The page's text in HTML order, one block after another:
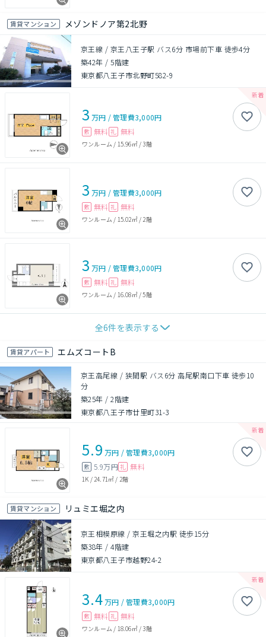
賃貸マンション メゾンドノア第2北野
京王線 / 京王八王子駅 バス6分 市場前下車 徒歩4分
築42年 /5階建
東京都八王子市北野町582-9
3 万円 /管理費3,000円
敷 無料 礼 無料
ワンルーム / 15.96㎡/3階
3 万円 /管理費3,000円
敷 無料 礼 無料
ワンルーム / 15.02㎡/ 2階
3 万円 /管理費3,000円
敷 無料 礼 無料
ワンルーム / 16.08㎡/5階
全6件を表示する
賃貸アパート エムズコートB
京王高尾線 / 狭間駅 バス6分 高尾駅南口下車 徒歩10
分
築25年 /2階建
東京都八王子市廿里町31-3
5.9 万円 /管理費3,000円
敷 5.9万円 礼 無料
1K / 24.71㎡ / 2階
賃貸マンション リュミエ堀之内
京王相模原線 / 京王堀之内駅 徒歩15分
築38年 /4階建
東京都八王子市越野24-2
3.4万円 /管理費3,000円
敷 無料 礼 無料
ワンルーム / 18.06㎡/3階